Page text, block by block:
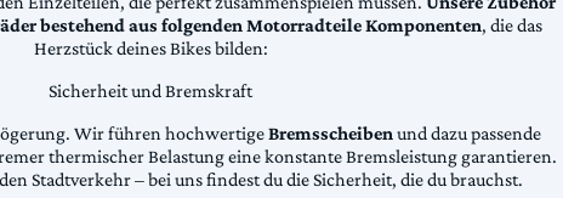
bestehend aus folgenden Motorradteile Komponenten, die das
Herzstück deines Bikes bilden:
Sicherheit und Bremskraft
Wir führen hochwertigeBremsscheibenund dazu passende
thermischer Belastung eine konstante Bremsleistung garantieren.
Stadtverkehr – bei uns findest du die Sicherheit, die du brauchst.